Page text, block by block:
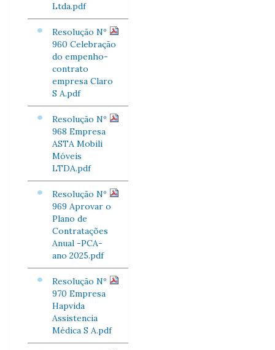
Ltda.pdf
Resolução Nº
960 Celebração
do empenho-
contrato
empresa Claro
S A.pdf
Resolução Nº
968 Empresa
ASTA Mobili
Móveis
LTDA.pdf
Resolução Nº
969 Aprovar o
Plano de
Contratações
Anual -PCA-
ano 2025.pdf
Resolução Nº
970 Empresa
Hapvida
Assistencia
Médica S A.pdf